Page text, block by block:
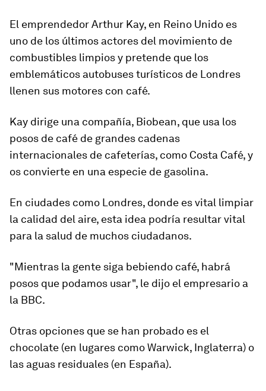
El emprendedor Arthur Kay, en Reino Unido es
uno de los últimos actores del movimiento de
combustibles limpios y pretende que los
emblemáticos autobuses turísticos de Londres
llenen sus motores con café.
Kay dirige una compañía, Biobean, que usa los
posos de café de grandes cadenas
internacionales de cafeterías, como Costa Café, y
os convierte en una especie de gasolina.
En ciudades como Londres, donde es vital limpiar
la calidad del aire, esta idea podría resultar vital
para la salud de muchos ciudadanos.
"Mientras la gente siga bebiendo café, habrá
posos que podamos usar", le dijo el empresario a
la BBC.
Otras opciones que se han probado es el
chocolate (en lugares como Warwick, Inglaterra) o
las aguas residuales (en España).